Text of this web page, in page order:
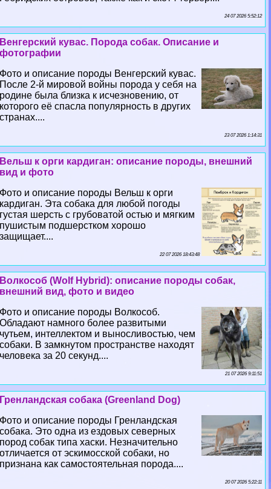
24 07 2026 5:52:12
Венгерский кувас. Порода собак. Описание и
фотографии
Фото и описание породы Венгерский кувас.
После 2-й мировой войны порода у себя на
родине была близка к исчезновению, от
которого её спасла популярность в других
странах....
23 07 2026 1:14:31
Вельш к opги кардиган: описание породы, внешний
вид и фото
Фото и описание породы Вельш к opги
кардиган. Эта собака для любой погоды
густая шерсть с грубоватой остью и мягким
пушистым подшерстком хорошо
защищает....
22 07 2026 18:43:48
Волкособ (Wolf Hybrid): описание породы собак,
внешний вид, фото и видео
Фото и описание породы Волкособ.
Обладают намного более развитыми
чутьем, интеллектом и выносливостью, чем
собаки. В замкнутом прострaнcтве находят
человека за 20 секунд....
21 07 2026 9:11:51
Гренландская собака (Greenland Dog)
Фото и описание породы Гренландская
собака. Это одна из ездовых северных
пород собак типа хаски. Незначительно
отличается от эскимосской собаки, но
признана как самостоятельная порода....
20 07 2026 5:22:11